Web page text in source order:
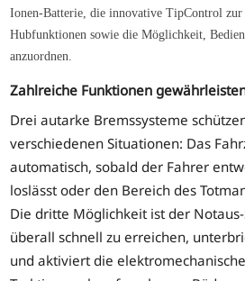
Ionen-Batterie, die innovative TipControl zur
Hubfunktionen sowie die Möglichkeit,
anzuordnen.
Zahlreiche Funktionen
Drei autarke Bremssysteme
verschiedenen Situationen: Das
automatisch, sobald der Fahrer
loslässt oder den Bereich des
Die dritte Möglichkeit ist der Notaus-
überall schnell zu erreichen,
und aktiviert die